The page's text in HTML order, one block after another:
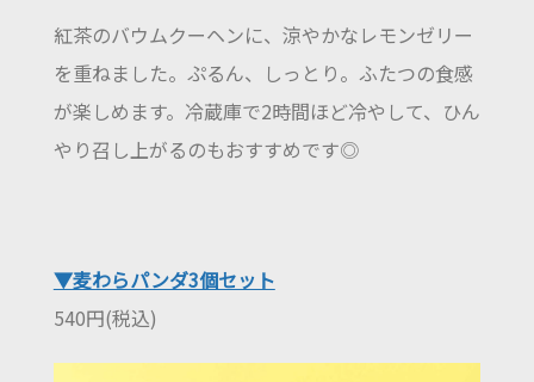
紅茶のバウムクーヘンに、涼やかなレモンゼリー
を重ねました。ぷるん、しっとり。ふたつの食感
が楽しめます。冷蔵庫で2時間ほど冷やして、ひん
やり召し上がるのもおすすめです◎
▼麦わらパンダ3個セット
540円(税込)